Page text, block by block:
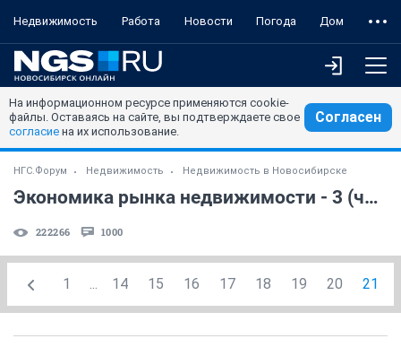
Недвижимость Работа Новости Погода Дом
На информационном ресурсе применяются cookie-
файлы. Оставаясь на сайте, вы подтверждаете свое
согласие на их использование.
Согласен
НГС.Форум Недвижимость Недвижимость в Новосибирске
Экономика рынка недвижимости - 3 (часть 8)
222266 1000
1 ... 14 15 16 17 18 19 20 21